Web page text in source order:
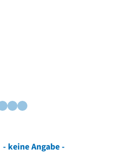
- keine Angabe -